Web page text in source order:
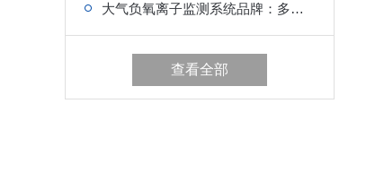
大气负氧离子监测系统品牌：多站点组网，实现全域观测
查看全部